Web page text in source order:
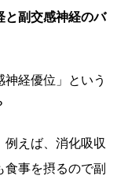
と副交感神経のバ
経優位」という
えば、消化吸収
食事を摂るので副